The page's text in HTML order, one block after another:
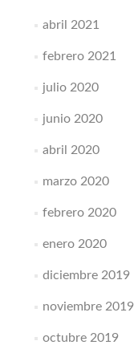
abril 2021
febrero 2021
julio 2020
junio 2020
abril 2020
marzo 2020
febrero 2020
enero 2020
diciembre 2019
noviembre 2019
octubre 2019